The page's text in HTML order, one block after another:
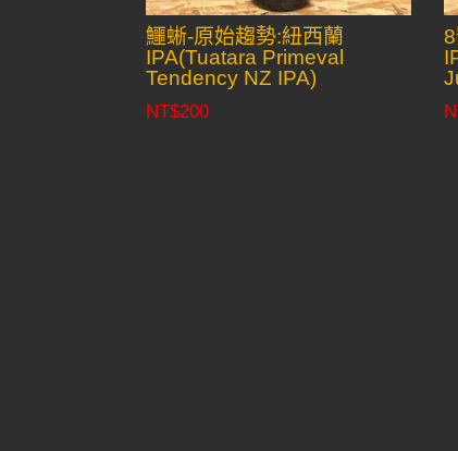
鱷蜥-原始趨勢:紐西蘭
IPA(Tuatara Primeval
Tendency NZ IPA)
NT$200